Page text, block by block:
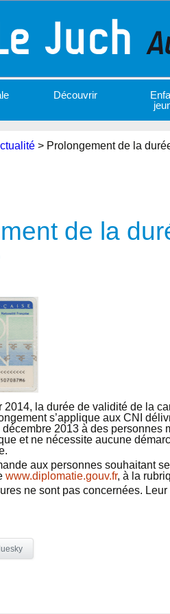
Découvrir
> Prolongement de la
de la
2014, la durée de validité de la
s’applique aux CNI
2013 à des
et ne nécessite aucune
aux personnes souhaitant
www.diplomatie.gouv.fr, à la
ne sont pas concernées.